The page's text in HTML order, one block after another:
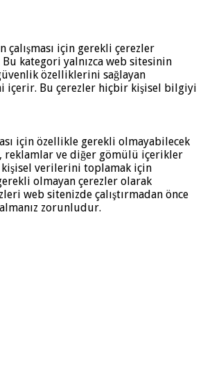
çalışması için gerekli çerezler
kategori yalnızca web sitesinin
özelliklerini sağlayan
içerir. Bu çerezler hiçbir kişisel bilgiyi
için özellikle gerekli olmayabilecek
reklamlar ve diğer gömülü içerikler
kişisel verilerini toplamak için
olmayan çerezler olarak
web sitenizde çalıştırmadan önce
almanız zorunludur.